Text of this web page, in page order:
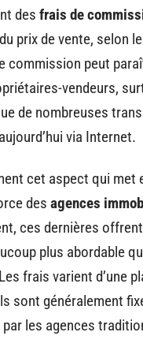
des frais de
prix de vente, selon
commission peut
vendeurs,
de nombreuses
via Internet.
cet aspect qui met
des agences
ces dernières
plus abordable
frais varient d’une
sont généralement
par les agences